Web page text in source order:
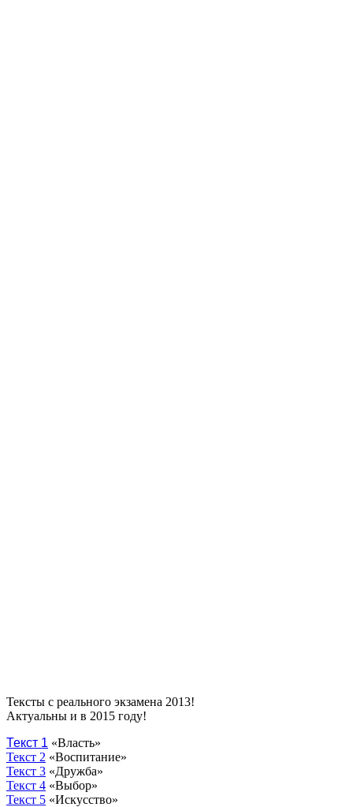
Тексты с реального экзамена 2013!
Актуальны и в 2015 году!
Текст 1 «Власть»
Текст 2 «Воспитание»
Текст 3 «Дружба»
Текст 4 «Выбор»
Текст 5 «Искусство»